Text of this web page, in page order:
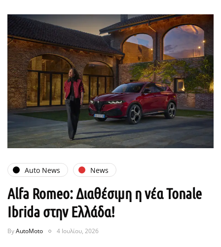
Auto News News
Alfa Romeo: Διαθέσιμη η νέα Tonale
Ibrida στην Ελλάδα!
ByAutoMoto 4 Ιουλίου, 2026